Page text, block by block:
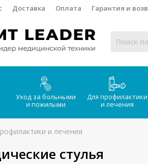
Доставка Оплата Гарантия и
Уход за больными
и пожилыми
Для профилактики
и лечения
и лечения
стулья